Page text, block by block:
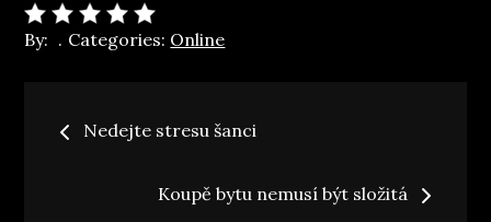
By: Categories: Online
Navigace
Nedejte stresu šanci
Koupě bytu nemusí být složitá